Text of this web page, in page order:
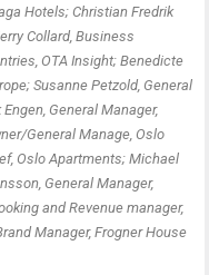
Hotels; Christian Fredrik
Collard, Business
OTA Insight; Benedicte
Susanne Petzold, General
General Manager,
General Manage, Oslo
Oslo Apartments; Michael
General Manager,
and Revenue manager,
Manager, Frogner House